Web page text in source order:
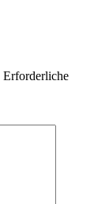
Erforderliche